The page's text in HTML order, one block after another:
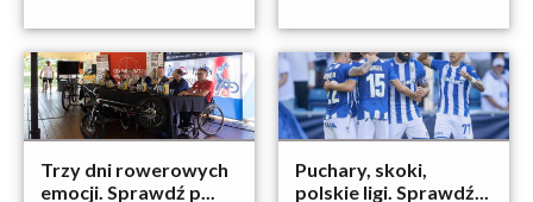
Trzy dni rowerowych
emocji. Sprawdź p...
Puchary, skoki,
polskie ligi. Sprawdź...